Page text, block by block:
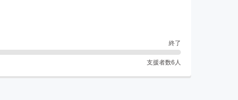
終了
支援者数6 人